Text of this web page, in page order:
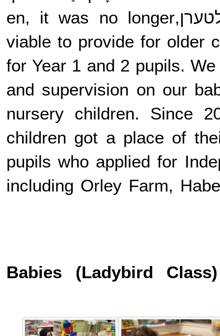
ספּאָרט טאָג ווו מיר פאַרבעטן עלטערן,en, it was no longer
viable to provide for older
for Year 1 and 2 pupils.
and supervision on our
nursery children. Since
children got a place of
pupils who applied for
including Orley Farm,
Babies (Ladybird